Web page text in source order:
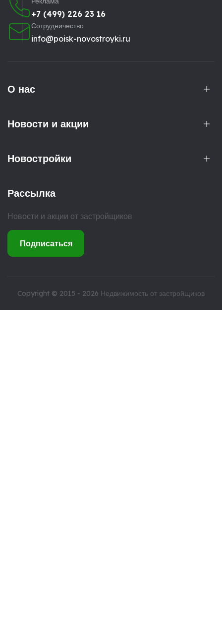
+7 (499) 226 23 16
Сотрудничество
info@poisk-novostroyki.ru
О нас
Новости и акции
Новостройки
Рассылка
Новости и акции от застройщиков
Подписаться
Copyright © 2015 - 2026 Недвижимость от застройщиков